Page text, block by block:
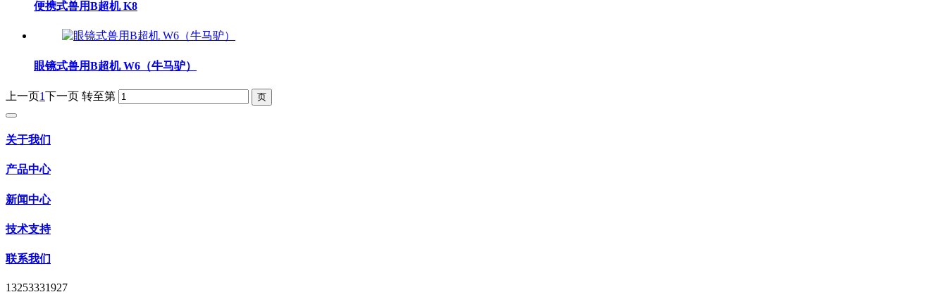
便携式兽用B超机 K8
眼镜式兽用B超机 W6（牛马驴）
上一页1下一页 转至第
关于我们
产品中心
新闻中心
技术支持
联系我们
13253331927